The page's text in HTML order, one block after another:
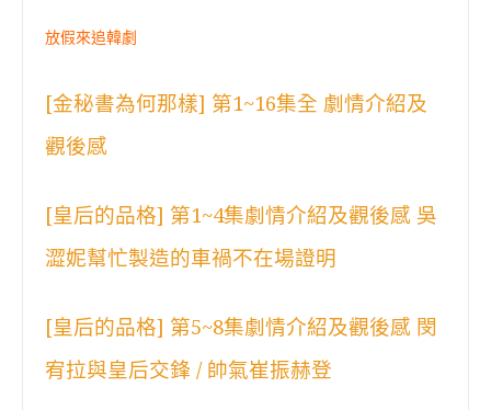
放假來追韓劇
[金秘書為何那樣] 第1~16集全 劇情介紹及
觀後感
[皇后的品格] 第1~4集劇情介紹及觀後感 吳
澀妮幫忙製造的車禍不在場證明
[皇后的品格] 第5~8集劇情介紹及觀後感 閔
宥拉與皇后交鋒 / 帥氣崔振赫登